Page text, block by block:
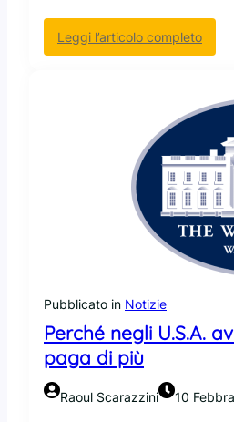
t
a
f
e
d
o
p
a
r
n
h
c
Leggi l’articolo completo:
T
d
w
e
f
i
h
c
a
Pubblicato in Notizie
Perché negli U.S.A.
paga di più
Raoul Scarazzini 10